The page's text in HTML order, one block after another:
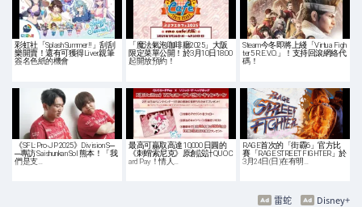
彩虹社「Splash Summer!!」刮刮
樂開賣！還有可獲得Liver親筆
簽名色紙的機會
「魔法氣泡咖啡廳2025」大阪
限定菜單公開！於3月10日18:00
起開放預約！
Steam今冬即將上綫「Virtua Figh
ter5 R.E.V.O.」！支持回滾網絡代
碼！
《SFL: Pro-JP 2025》Division S─
─專訪 Saishunkan Sol 熊本！「我
們是支…
最高可贏取高達 10,000 日圓的
《刺蝟索尼克》原創設計QUO C
ard Pay！情人…
RAGE首次的「街霸6」官方比
賽「RAGE STREET FIGHTER」於
3月24日(日)在有明…
Disney+
雷蛇